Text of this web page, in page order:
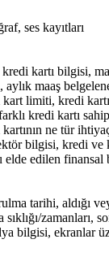
ses kayıtları
kartı bilgisi,
aylık maaş
limiti, kredi
kredi kartı
ne tür
bilgisi, kredi
elde edilen finansal
tarihi, aldığı
zamanları,
bilgisi, ekranlar